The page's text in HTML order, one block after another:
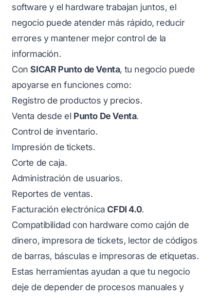
software y el hardware trabajan juntos, el
negocio puede atender más rápido, reducir
errores y mantener mejor control de la
información.
ConSICAR Punto de Venta, tu negocio puede
apoyarse en funciones como:
Registro de productos y precios.
Venta desde el Punto De Venta.
Control de inventario.
Impresión de tickets.
Corte de caja.
Administración de usuarios.
Reportes de ventas.
Facturación electrónicaCFDI 4.0.
Compatibilidad con hardware como cajón de
dinero, impresora de tickets, lector de códigos
de barras, básculas e impresoras de etiquetas.
Estas herramientas ayudan a que tu negocio
deje de depender de procesos manuales y